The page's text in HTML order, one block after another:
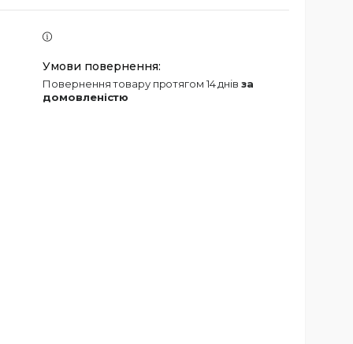
повернення товару протягом 14 днів за
домовленістю